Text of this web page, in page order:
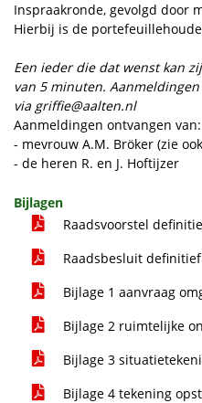
Inspraakronde, gevolgd door
Hierbij is de
Een ieder die dat wenst kan
van 5 minuten.
via griffie@aalten.nl
Aanmeldingen ontvangen van:
- mevrouw A.M. Bröker (zie
- de heren R. en J. Hoftijzer
Bijlagen
Raadsvoorstel
Raadsbesluit
Bijlage 1 aanvraag
Bijlage 2 ruimtelijke
Bijlage 3
Bijlage 4 tekening